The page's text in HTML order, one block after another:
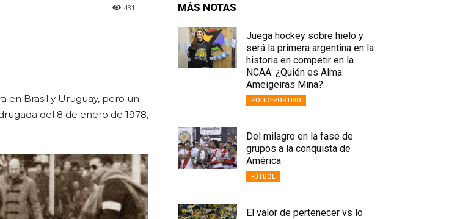
431
en Brasil y Uruguay, pero un
del 8 de enero de 1978,
MÁS NOTAS
Juega hockey sobre hielo y
será la primera argentina en la
historia en competir en la
NCAA: ¿Quién es Alma
Ameigeiras Mina?
POLIDEPORTIVO
Del milagro en la fase de
grupos a la conquista de
América
FÚTBOL
El valor de pertenecer vs lo